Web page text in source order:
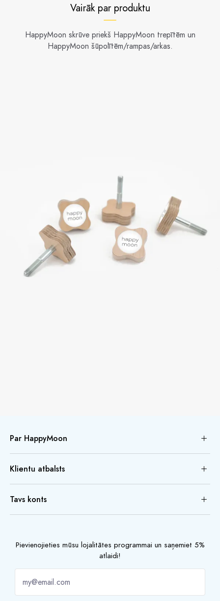
Vairāk par produktu
HappyMoon skrūve priekš HappyMoon trepītēm un
HappyMoon šūpolītēm/rampas/arkas.
Par HappyMoon
Klientu atbalsts
Tavs konts
Pievienojieties mūsu lojalitātes programmai un saņemiet 5%
atlaidi!